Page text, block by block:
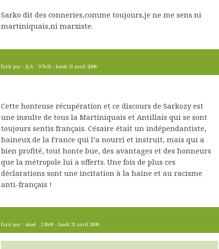
Sarko dit des conneries,comme toujours,je ne me sens ni
martiniquais,ni marxiste.
Écrit par : JLA 07h59 -lundi 21 avril 2008
Cette honteuse récupération et ce discours de Sarkozy est
une insulte de tous la Martiniquais et Antillais qui se sont
toujours sentis français. Césaire était un indépendantiste,
haineux de la France qui l’a nourri et instruit, mais qui a
bien profité, tout honte bue, des avantages et des honneurs
que la métropole lui a offerts. Une fois de plus ces
déclarations sont une incitation à la haine et au racisme
anti-français !
Écrit par : abad 13h09 -lundi 21 avril 2008